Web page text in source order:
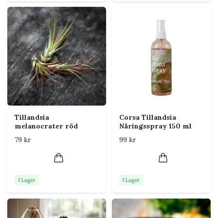
att ta upp fukt och näring.
Skötsel
Ljus
Mycket ljust med indirekt sol
och mild direkt sol.
Vattning
Skölj eller bada kort ungefär
en gång i veckan och låt
torka snabbt.
Jord
Behöver ingen jord. Placera
hållare där luft kan cirkulera
vattningen efter hur torrt
och varmt det är i hemmet.
Tillandsia
melanocrater röd
79 kr
I Lager
Corsa Tillandsia
Näringsspray 150 ml
99 kr
I Lager